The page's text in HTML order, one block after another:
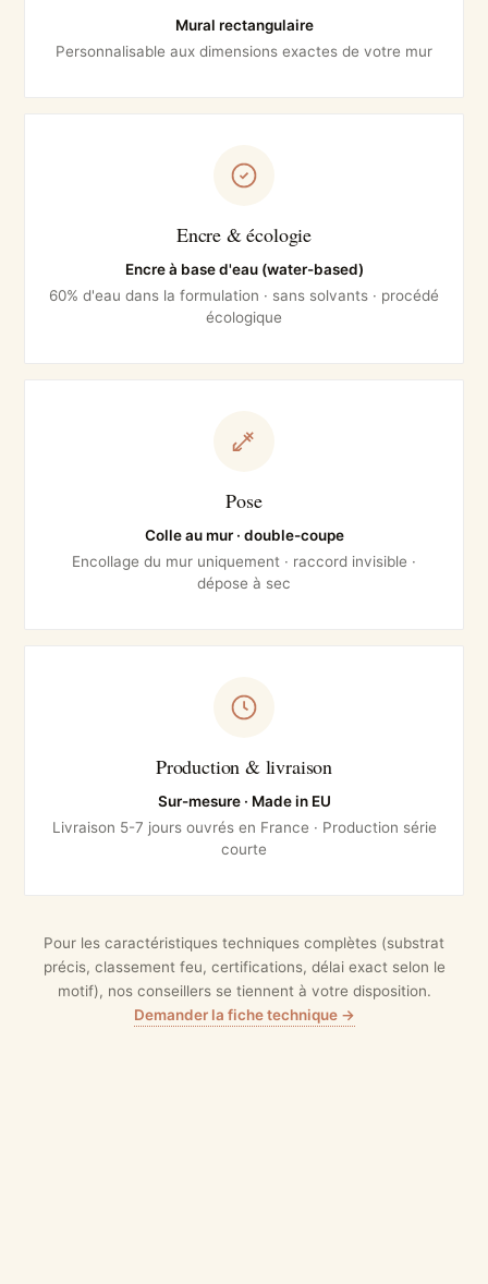
Mural rectangulaire
Personnalisable aux dimensions exactes de votre mur
Encre & écologie
Encre à base d'eau (water-based)
60% d'eau dans la formulation · sans solvants · procédé
écologique
Pose
Colle au mur · double-coupe
Encollage du mur uniquement · raccord invisible ·
dépose à sec
Production & livraison
Sur-mesure · Made in EU
Livraison 5-7 jours ouvrés en France · Production série
courte
Pour les caractéristiques techniques complètes (substrat
précis, classement feu, certifications, délai exact selon le
motif), nos conseillers se tiennent à votre disposition.
Demander la fiche technique →